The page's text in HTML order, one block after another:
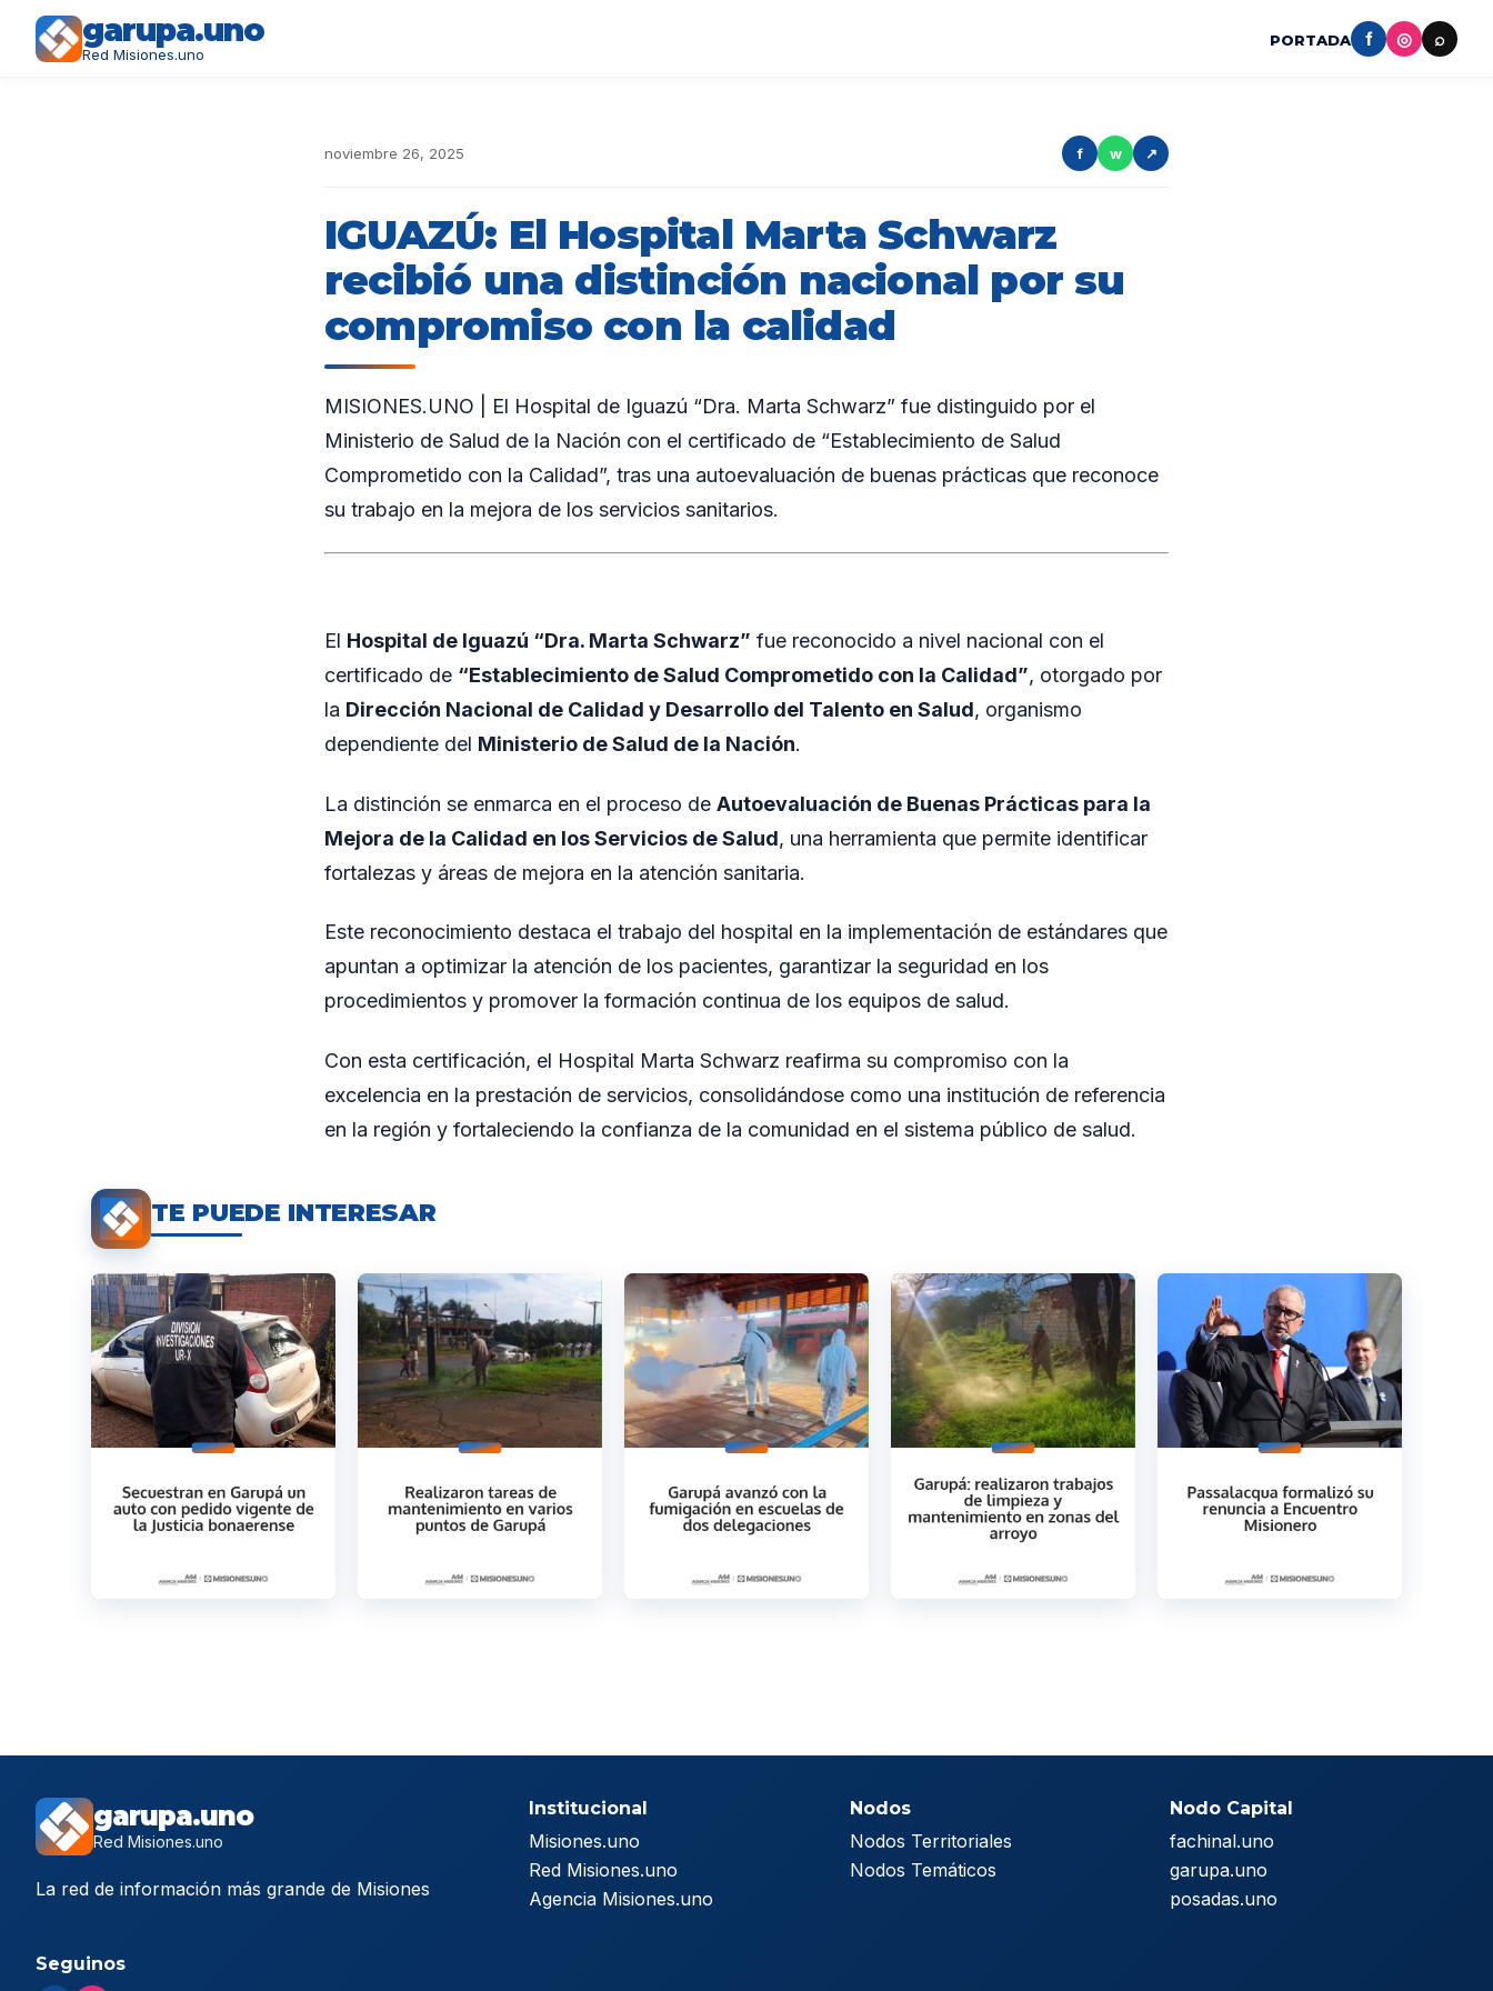
garupa.uno
Red Misiones.uno
PORTADA f ◎ ⌕
noviembre 26, 2025 f w ↗
IGUAZÚ: El Hospital Marta Schwarz
recibió una distinción nacional por su
compromiso con la calidad
MISIONES.UNO | El Hospital de Iguazú “Dra. Marta Schwarz” fue distinguido por el
Ministerio de Salud de la Nación con el certificado de “Establecimiento de Salud
Comprometido con la Calidad”, tras una autoevaluación de buenas prácticas que reconoce
su trabajo en la mejora de los servicios sanitarios.
El Hospital de Iguazú “Dra. Marta Schwarz” fue reconocido a nivel nacional con el
certificado de “Establecimiento de Salud Comprometido con la Calidad”, otorgado por
la Dirección Nacional de Calidad y Desarrollo del Talento en Salud, organismo
dependiente del Ministerio de Salud de la Nación.
La distinción se enmarca en el proceso de Autoevaluación de Buenas Prácticas para la
Mejora de la Calidad en los Servicios de Salud, una herramienta que permite identificar
fortalezas y áreas de mejora en la atención sanitaria.
Este reconocimiento destaca el trabajo del hospital en la implementación de estándares que
apuntan a optimizar la atención de los pacientes, garantizar la seguridad en los
procedimientos y promover la formación continua de los equipos de salud.
Con esta certificación, el Hospital Marta Schwarz reafirma su compromiso con la
excelencia en la prestación de servicios, consolidándose como una institución de referencia
en la región y fortaleciendo la confianza de la comunidad en el sistema público de salud.
TE PUEDE INTERESAR
garupa.uno
Red Misiones.uno
La red de información más grande de Misiones
Institucional
Misiones.uno
Red Misiones.uno
Agencia Misiones.uno
Nodos
Nodos Territoriales
Nodos Temáticos
Nodo Capital
fachinal.uno
garupa.uno
posadas.uno
Seguinos